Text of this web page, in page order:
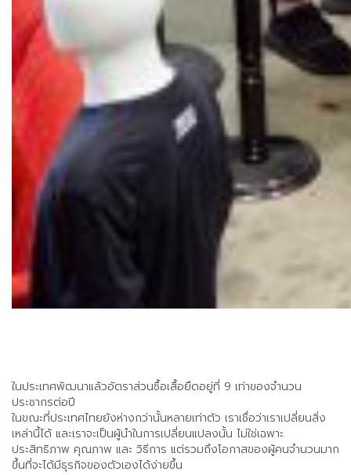
ในประเทศพัฒนาแล้วอัตราส่วนซื้อเสื้อยืดอยู่ที่ 9 เท่าของจำนวน
ประชากรต่อปี
ในขณะที่ประเทศไทยยังห่างกว่านั้นหลายเท่าตัว เราเชื่อว่าเราเปลี่ยนสิ่ง
เหล่านี้ได้ และเราจะเป็นผู้นำในการเปลี่ยนแปลงนั้น ไม่ใช่เฉพาะ
ประสิทธิภาพ คุณภาพ และ วิธีการ แต่รวมถึงโอกาสของผู้คนจำนวนมาก
ขึ้นที่จะได้มีธุรกิจของตัวเองได้ง่ายขึ้น